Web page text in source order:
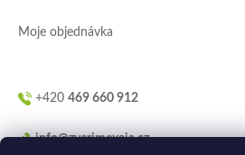
Moje objednávka
+420 469 660 912
info@zverimexaja.cz